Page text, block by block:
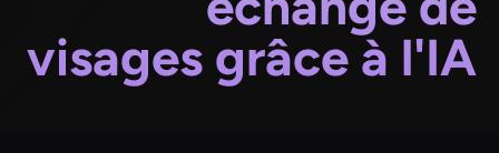
visages grâce à l'IA